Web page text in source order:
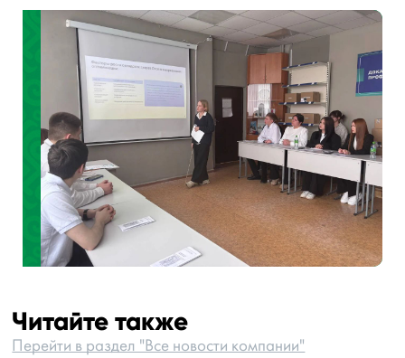
Читайте также
Перейти в раздел "Все новости компании"